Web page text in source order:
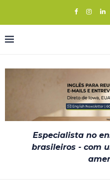
Especialista no
brasileiros - com